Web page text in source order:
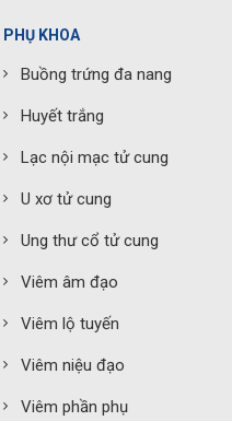
PHỤ KHOA
Buồng trứng đa nang
Huyết trắng
Lạc nội mạc tử cung
U xơ tử cung
Ung thư cổ tử cung
Viêm âm đạo
Viêm lộ tuyến
Viêm niệu đạo
Viêm phần phụ